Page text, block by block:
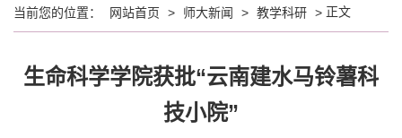
当前您的位置： 网站首页 > 师大新闻 > 教学科研 > 正文
生命科学学院获批“云南建水马铃薯科
技小院”